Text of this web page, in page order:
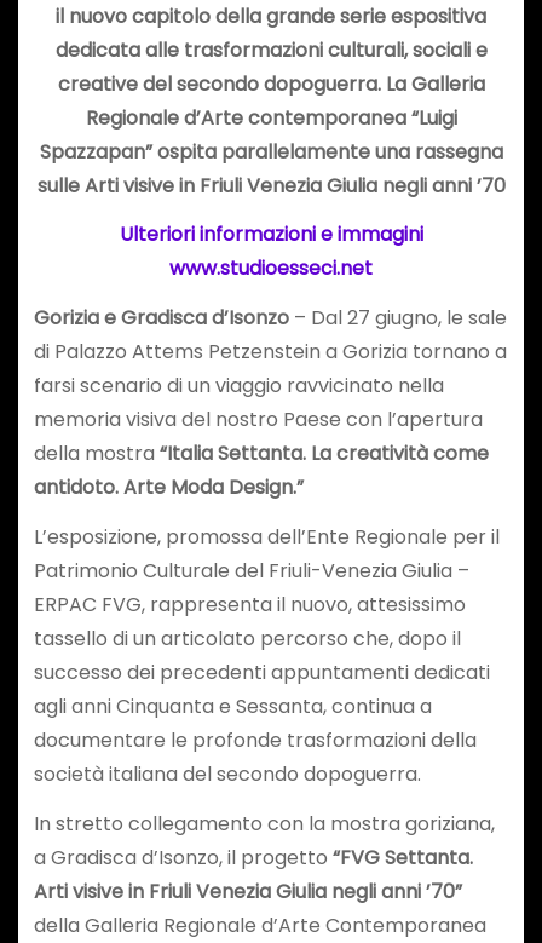
il nuovo capitolo della grande serie espositiva
dedicata alle trasformazioni culturali, sociali e
creative del secondo dopoguerra. La Galleria
Regionale d’Arte contemporanea “Luigi
Spazzapan” ospita parallelamente una rassegna
sulleArti visive in Friuli Venezia Giulia negli anni ’70
Ulteriori informazioni e immagini
www.studioesseci.net
Goriziae Gradisca d’Isonzo – Dal 27 giugno, le sale
di Palazzo Attems Petzenstein a Gorizia tornano a
farsi scenario di un viaggio ravvicinato nella
memoria visiva del nostro Paese con l’apertura
della mostra “Italia Settanta. La creatività come
antidoto. Arte Moda Design.”
L’esposizione, promossa dell’Ente Regionale per il
Patrimonio Culturale del Friuli-Venezia Giulia –
ERPAC FVG, rappresenta il nuovo, attesissimo
tassello di un articolato percorso che, dopo il
successo dei precedenti appuntamenti dedicati
agli anni Cinquanta e Sessanta, continua a
documentare le profonde trasformazioni della
società italiana del secondo dopoguerra.
In stretto collegamento con la mostra goriziana,
a Gradisca d’Isonzo, il progetto “FVG Settanta.
Arti visive in Friuli Venezia Giulia negli anni ’70”
della Galleria Regionale d’Arte Contemporanea